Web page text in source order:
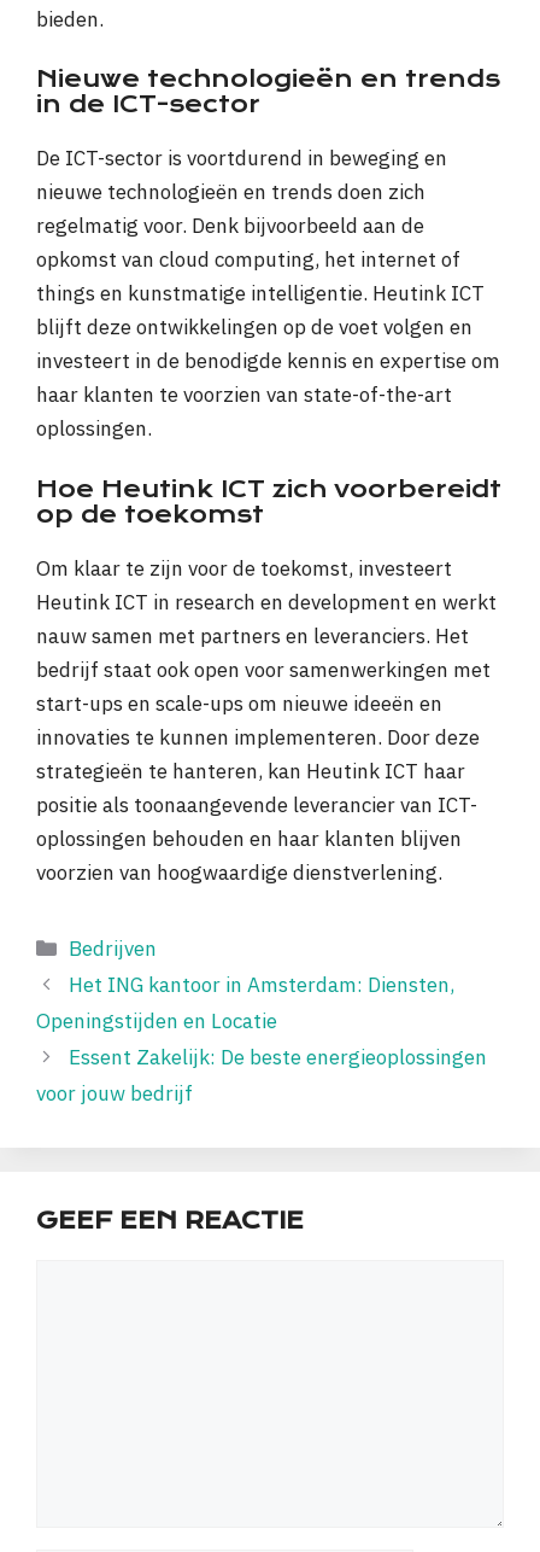
bieden.
Nieuwe technologieën en trends
in de ICT-sector
De ICT-sector is voortdurend in beweging en
nieuwe technologieën en trends doen zich
regelmatig voor. Denk bijvoorbeeld aan de
opkomst van cloud computing, het internet of
things en kunstmatige intelligentie. Heutink ICT
blijft deze ontwikkelingen op de voet volgen en
investeert in de benodigde kennis en expertise om
haar klanten te voorzien van state-of-the-art
oplossingen.
Hoe Heutink ICT zich voorbereidt
op de toekomst
Om klaar te zijn voor de toekomst, investeert
Heutink ICT in research en development en werkt
nauw samen met partners en leveranciers. Het
bedrijf staat ook open voor samenwerkingen met
start-ups en scale-ups om nieuwe ideeën en
innovaties te kunnen implementeren. Door deze
strategieën te hanteren, kan Heutink ICT haar
positie als toonaangevende leverancier van ICT-
oplossingen behouden en haar klanten blijven
voorzien van hoogwaardige dienstverlening.
Categorieën
Bedrijven
Het ING kantoor in Amsterdam: Diensten,
Openingstijden en Locatie
Essent Zakelijk: De beste energieoplossingen
voor jouw bedrijf
GEEF EEN REACTIE